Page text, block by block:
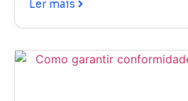
Ler mais